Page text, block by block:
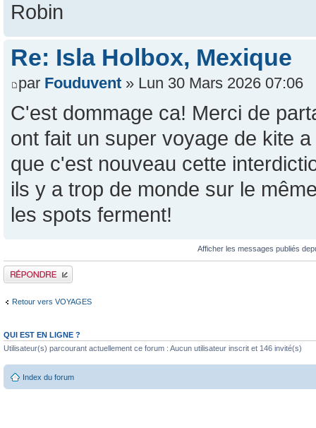
Robin
Re: Isla Holbox, Mexique
par Fouduvent » Lun 30 Mars 2026 07:06
C'est dommage ca! Merci de
ont fait un super voyage de kite
que c'est nouveau cette
ils y a trop de monde sur le
les spots ferment!
Afficher les messages publiés
Publier une réponse
Retour vers VOYAGES
QUI EST EN LIGNE ?
Utilisateur(s) parcourant actuellement ce forum : Aucun utilisateur inscrit et 146 invité(s)
Index du forum